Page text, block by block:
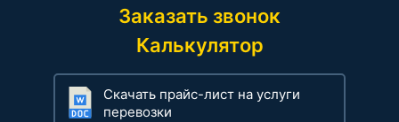
Заказать звонок
Калькулятор
Скачать прайс-лист на услуги
перевозки